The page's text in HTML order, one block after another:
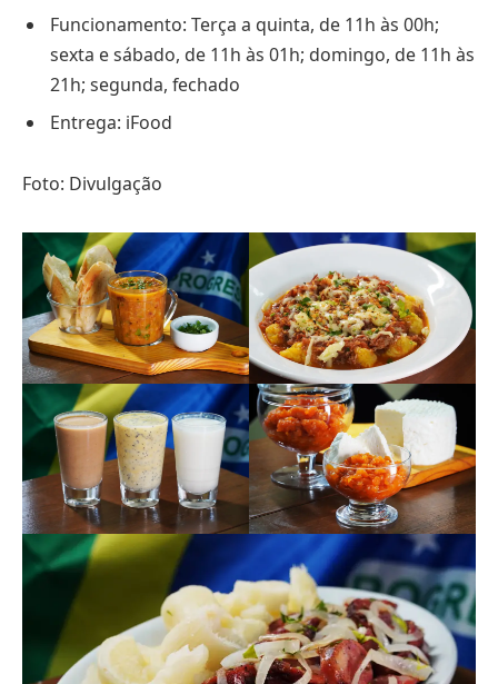
Funcionamento: Terça a quinta, de 11h às 00h;
sexta e sábado, de 11h às 01h; domingo, de 11h às
21h; segunda, fechado
Entrega: iFood
Foto: Divulgação